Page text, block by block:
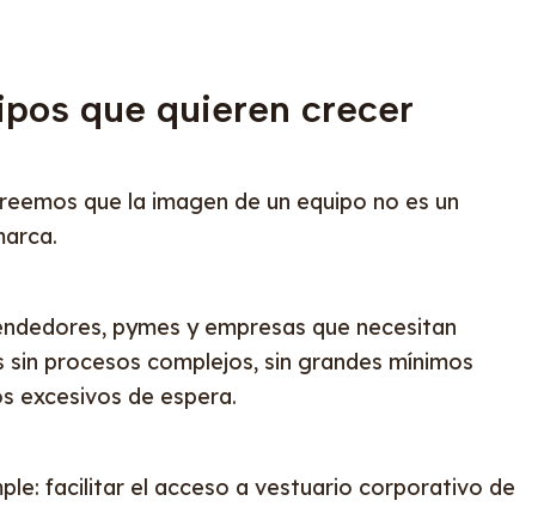
que quieren crecer
que la imagen de un equipo no es un
pymes y empresas que necesitan
procesos complejos, sin grandes mínimos
excesivos de espera.
facilitar el acceso a vestuario corporativo de